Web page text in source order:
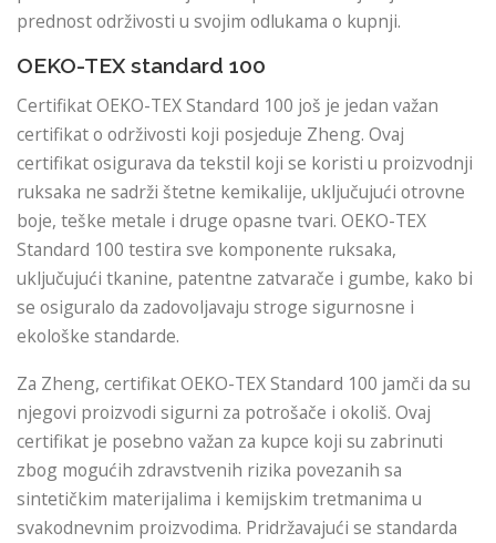
prednost održivosti u svojim odlukama o kupnji.
OEKO-TEX standard 100
Certifikat OEKO-TEX Standard 100 još je jedan važan
certifikat o održivosti koji posjeduje Zheng. Ovaj
certifikat osigurava da tekstil koji se koristi u proizvodnji
ruksaka ne sadrži štetne kemikalije, uključujući otrovne
boje, teške metale i druge opasne tvari. OEKO-TEX
Standard 100 testira sve komponente ruksaka,
uključujući tkanine, patentne zatvarače i gumbe, kako bi
se osiguralo da zadovoljavaju stroge sigurnosne i
ekološke standarde.
Za Zheng, certifikat OEKO-TEX Standard 100 jamči da su
njegovi proizvodi sigurni za potrošače i okoliš. Ovaj
certifikat je posebno važan za kupce koji su zabrinuti
zbog mogućih zdravstvenih rizika povezanih sa
sintetičkim materijalima i kemijskim tretmanima u
svakodnevnim proizvodima. Pridržavajući se standarda